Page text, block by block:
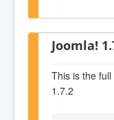
Joomla!
This is the
1.7.2